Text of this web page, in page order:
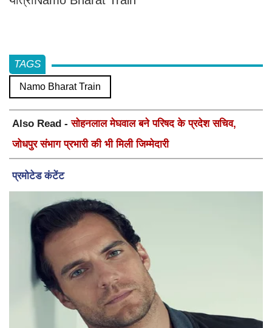
TAGS
Namo Bharat Train
Also Read -सोहनलाल मेघवाल बने परिषद के प्रदेश सचिव,
जोधपुर संभाग प्रभारी की भी मिली जिम्मेदारी